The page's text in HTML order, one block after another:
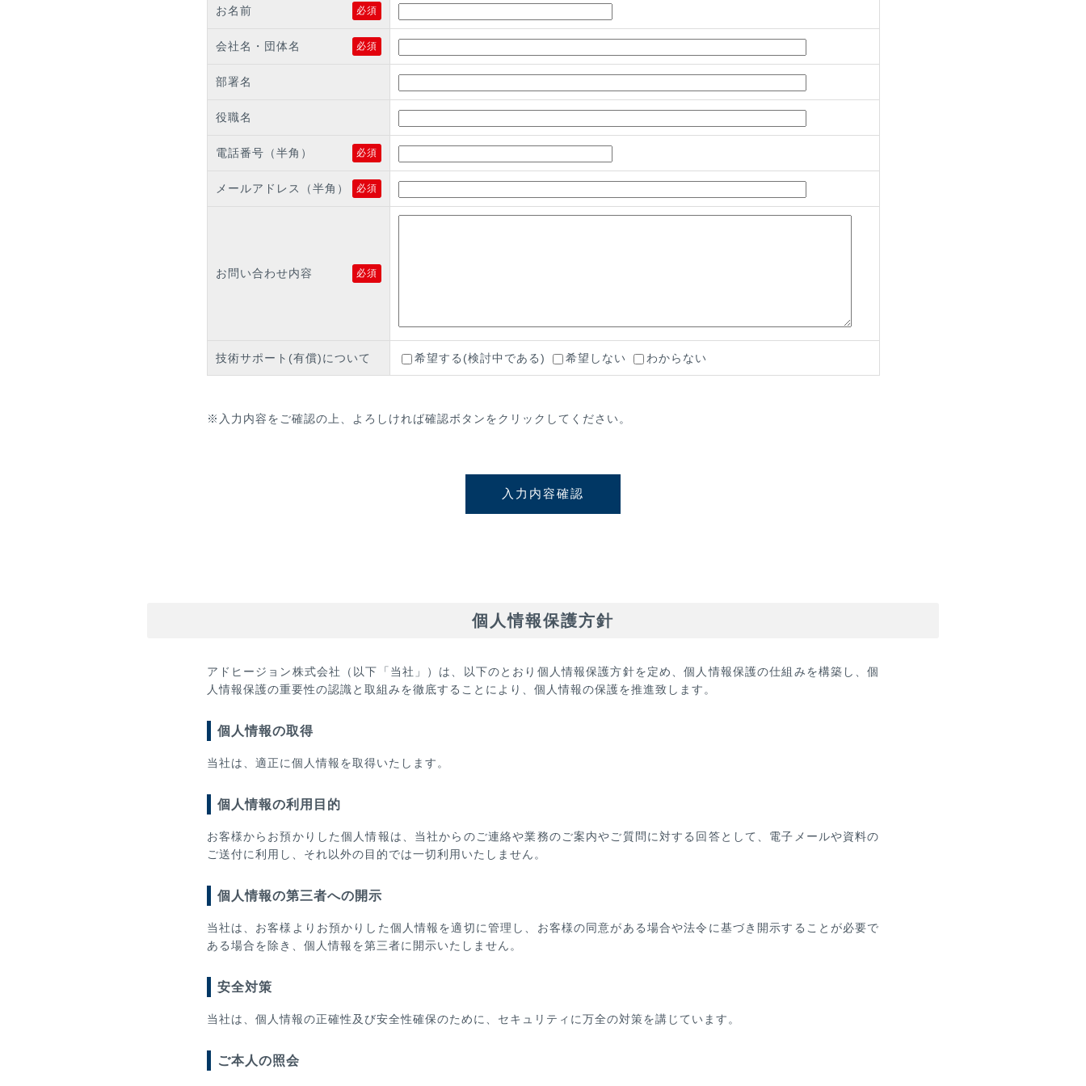
お名前 必須
会社名・団体名 必須
部署名
役職名
電話番号（半角） 必須
メールアドレス（半角） 必須
お問い合わせ内容 必須
技術サポート(有償)について 希望する(検討中である) 希望しない わからない
※入力内容をご確認の上、よろしければ確認ボタンをクリックしてください。
個人情報保護方針
アドヒージョン株式会社（以下「当社」）は、以下のとおり個人情報保護方針を定め、個人情報保護の仕組みを構築し、個
人情報保護の重要性の認識と取組みを徹底することにより、個人情報の保護を推進致します。
個人情報の取得
当社は、適正に個人情報を取得いたします。
個人情報の利用目的
お客様からお預かりした個人情報は、当社からのご連絡や業務のご案内やご質問に対する回答として、電子メールや資料の
ご送付に利用し、それ以外の目的では一切利用いたしません。
個人情報の第三者への開示
当社は、お客様よりお預かりした個人情報を適切に管理し、お客様の同意がある場合や法令に基づき開示することが必要で
ある場合を除き、個人情報を第三者に開示いたしません。
安全対策
当社は、個人情報の正確性及び安全性確保のために、セキュリティに万全の対策を講じています。
ご本人の照会